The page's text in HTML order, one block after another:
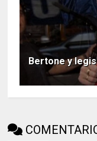
Bertone y